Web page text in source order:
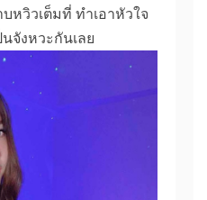
หวิวเต็มที่ ทำเอาหัวใจ
จังหวะกันเลย